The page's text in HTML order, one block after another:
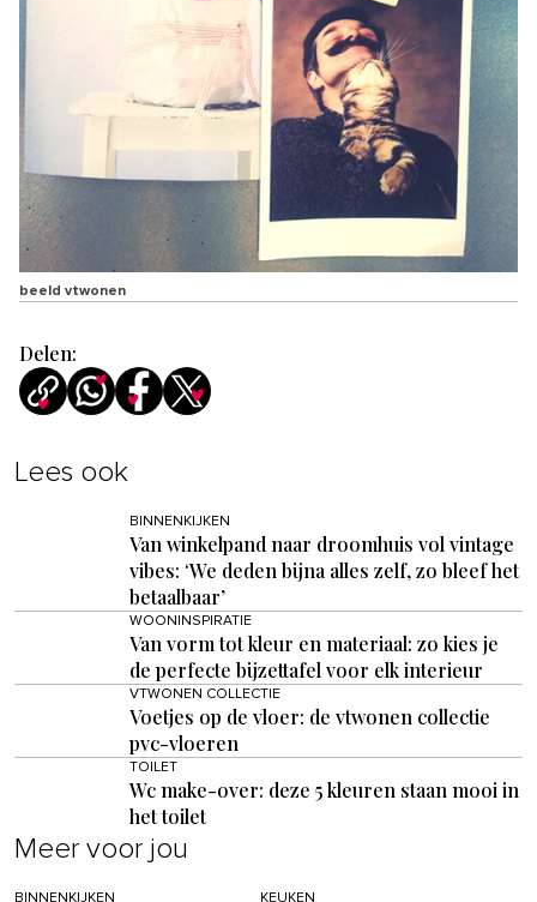
beeld vtwonen
Delen:
Lees ook
BINNENKIJKEN
Van winkelpand naar droomhuis vol vintage
vibes: ‘We deden bijna alles zelf, zo bleef het
betaalbaar’
WOONINSPIRATIE
Van vorm tot kleur en materiaal: zo kies je
de perfecte bijzettafel voor elk interieur
VTWONEN COLLECTIE
Voetjes op de vloer: de vtwonen collectie
pvc-vloeren
TOILET
Wc make-over: deze 5 kleuren staan mooi in
het toilet
Meer voor jou
BINNENKIJKEN KEUKEN